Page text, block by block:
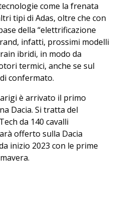
come la frenata
tipi di Adas, oltre che con
della “elettrificazione
infatti, prossimi modelli
ibridi, in modo da
termici, anche se sul
confermato.
è arrivato il primo
Dacia. Si tratta del
da 140 cavalli
offerto sulla Dacia
inizio 2023 con le prime